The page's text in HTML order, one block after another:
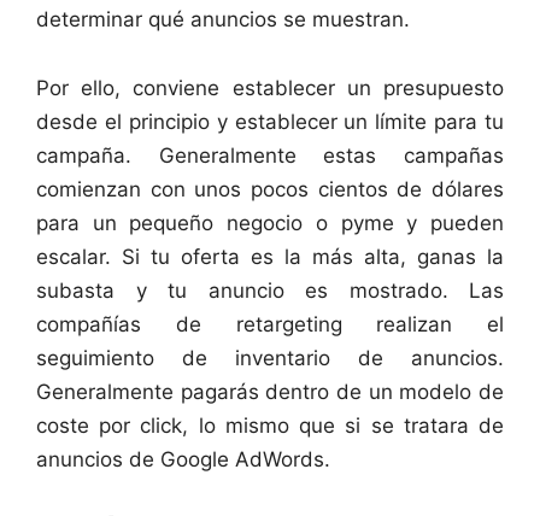
determinar qué anuncios se muestran.
Por ello, conviene establecer un presupuesto
desde el principio y establecer un límite para tu
campaña. Generalmente estas campañas
comienzan con unos pocos cientos de dólares
para un pequeño negocio o pyme y pueden
escalar. Si tu oferta es la más alta, ganas la
subasta y tu anuncio es mostrado. Las
compañías de retargeting realizan el
seguimiento de inventario de anuncios.
Generalmente pagarás dentro de un modelo de
coste por click, lo mismo que si se tratara de
anuncios de Google AdWords.